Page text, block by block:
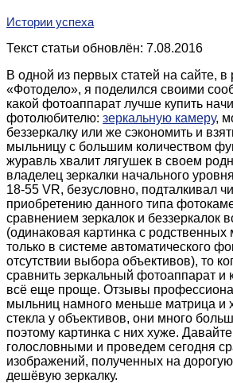
Истории успеха
Текст статьи обновлён: 7.08.2016
В одной из первых статей на сайте, в
«Фотодело», я поделился своими
какой фотоаппарат лучше купить
фотолюбителю: зеркальную камеру,
беззеркалку или же сэкономить и
мыльницу с большим количеством
журавль хвалит лягушек в своем
владелец зеркалки начального
18-55 VR, безусловно, подталкивал
приобретению данного типа
сравнением зеркалок и беззеркалок
(одинаковая картинка с родственных
только в системе автоматического
отсутствии выбора объективов), то
сравнить зеркальный фотоаппарат и
всё еще проще. Отзывы
мыльниц намного меньше матрица и
стекла у объективов, они много
поэтому картинка с них хуже.
голословными и проведем сегодня
изображений, полученных на
дешёвую зеркалку.